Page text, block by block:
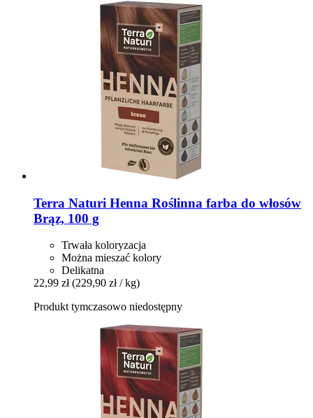
Terra Naturi Henna Roślinna farba do włosów
Brąz, 100 g
Trwała koloryzacja
Można mieszać kolory
Delikatna
22,99 zł (229,90 zł / kg)
Produkt tymczasowo niedostępny